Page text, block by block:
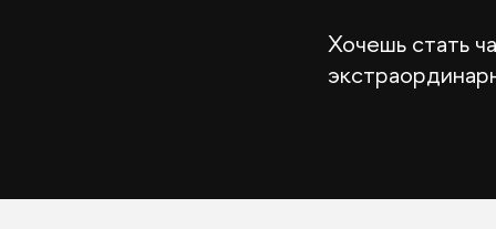
Хочешь стать